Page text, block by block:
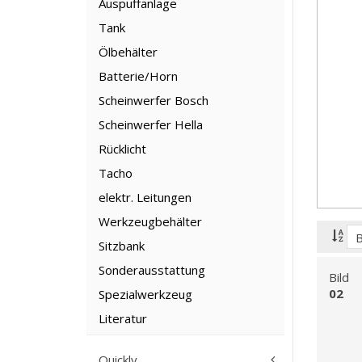
Tank
Ölbehälter
Batterie/Horn
Scheinwerfer Bosch
Scheinwerfer Hella
Rücklicht
Tacho
elektr. Leitungen
Werkzeugbehälter
Sitzbank
Sonderausstattung
Spezialwerkzeug
Literatur
Bild
02